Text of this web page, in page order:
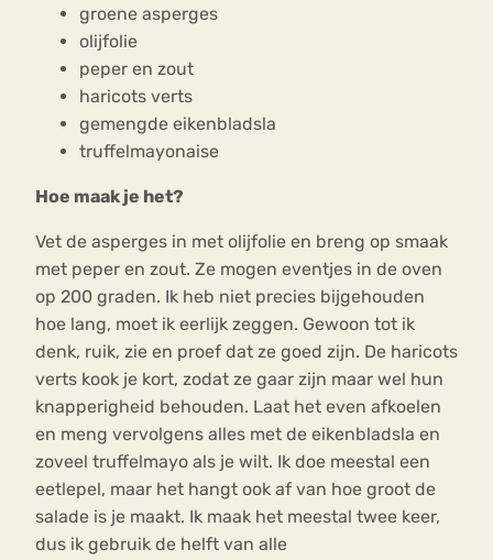
groene asperges
olijfolie
peper en zout
haricots verts
gemengde eikenbladsla
truffelmayonaise
Hoe maak je het?
Vet de asperges in met olijfolie en breng op smaak
met peper en zout. Ze mogen eventjes in de oven
op 200 graden. Ik heb niet precies bijgehouden
hoe lang, moet ik eerlijk zeggen. Gewoon tot ik
denk, ruik, zie en proef dat ze goed zijn. De haricots
verts kook je kort, zodat ze gaar zijn maar wel hun
knapperigheid behouden. Laat het even afkoelen
en meng vervolgens alles met de eikenbladsla en
zoveel truffelmayo als je wilt. Ik doe meestal een
eetlepel, maar het hangt ook af van hoe groot de
salade is je maakt. Ik maak het meestal twee keer,
dus ik gebruik de helft van alle